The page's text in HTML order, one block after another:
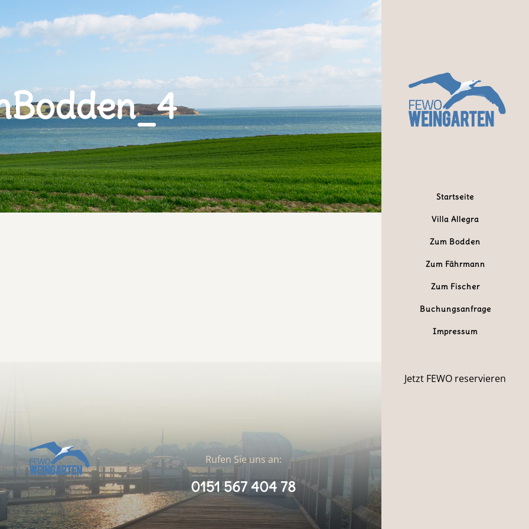
Startseite
Villa Allegra
Zum Bodden
Zum Fährmann
Zum Fischer
Buchungsanfrage
Impressum
Jetzt FEWO reservieren
Rufen Sie uns an:
0151 567 404 78